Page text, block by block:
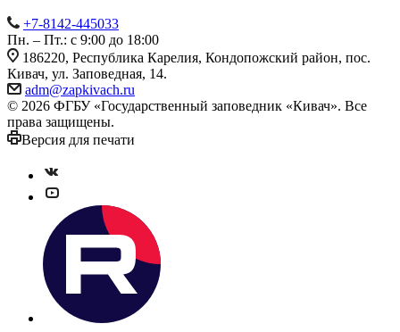
+7-8142-445033
Пн. – Пт.: с 9:00 до 18:00
186220, Республика Карелия, Кондопожский район, пос.
Кивач, ул. Заповедная, 14.
adm@zapkivach.ru
© 2026 ФГБУ «Государственный заповедник «Кивач». Все
права защищены.
Версия для печати